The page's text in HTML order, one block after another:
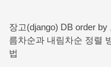
장고(django) DB order by
름차순과 내림차순 정렬
법